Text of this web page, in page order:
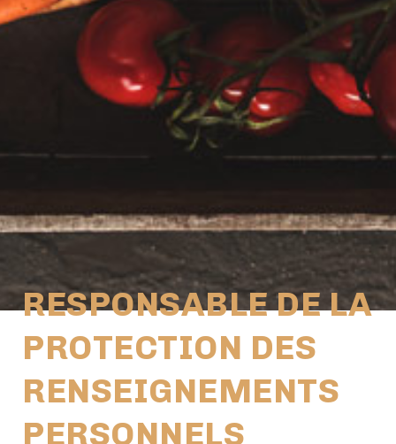
RESPONSABLE DE LA
PROTECTION DES
RENSEIGNEMENTS
PERSONNELS